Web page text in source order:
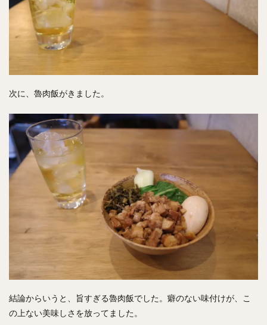
次に、魯肉飯がきました。
結論からいうと、旨すぎる魯肉飯でした。癖のない味付けが、こ
の上ない美味しさを放ってました。